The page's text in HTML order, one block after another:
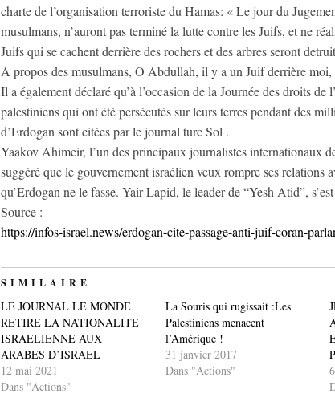
charte de l’organisation terroriste du Hamas: « Le jour du
musulmans, n’auront pas terminé la lutte contre les Juifs, et ne
Juifs qui se cachent derrière des rochers et des arbres seront
A propos des musulmans, O Abdullah, il y a un Juif derrière moi,
Il a également déclaré qu’à l’occasion de la Journée des droits de
palestiniens qui ont été persécutés sur leurs terres pendant des
d’Erdogan sont citées par le journal turc Sol .
Yaakov Ahimeir, l’un des principaux journalistes internationaux
suggéré que le gouvernement israélien veux rompre ses relations
qu’Erdogan ne le fasse. Yair Lapid, le leader de “Yesh Atid”,
Source :
https://infos-israel.news/erdogan-cite-passage-anti-juif-coran-
SIMILAIRE
LE JOURNAL LE MONDE
RETIRE LA NATIONALITE
ISRAELIENNE AUX
ARABES D’ISRAEL
12 mai 2021
Dans "Actions"
La Souris qui rugissait :Les
Palestiniens menacent
l’Amérique !
31 janvier 2017
Dans "Actions"